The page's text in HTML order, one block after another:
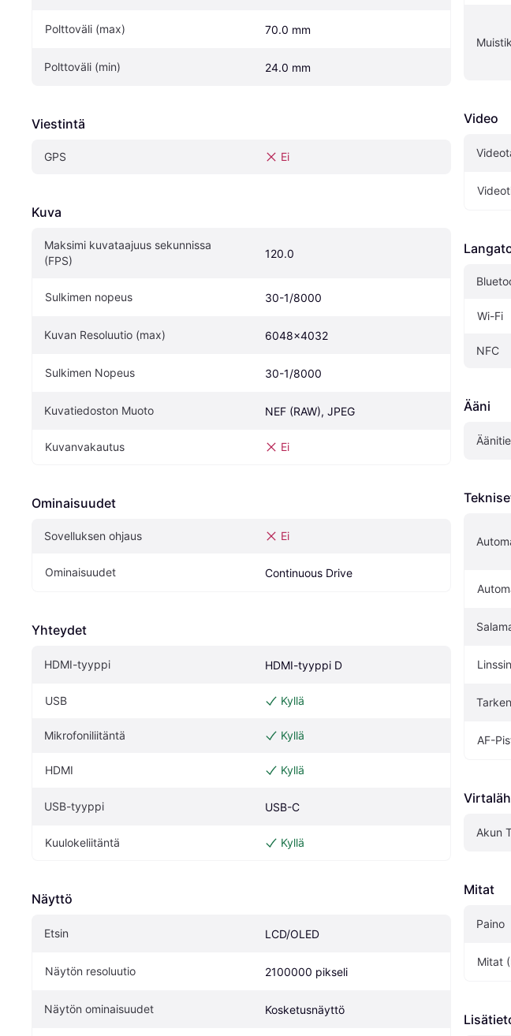
Polttoväli (max) 70.0 mm
Polttoväli (min) 24.0 mm
Viestintä
GPS Ei
Kuva
Maksimi kuvataajuus sekunnissa
(FPS)
120.0
Sulkimen nopeus 30-1/8000
Kuvan Resoluutio (max) 6048x4032
Sulkimen Nopeus 30-1/8000
Kuvatiedoston Muoto NEF (RAW), JPEG
Kuvanvakautus Ei
Ominaisuudet
Sovelluksen ohjaus Ei
Ominaisuudet Continuous Drive
Yhteydet
HDMI-tyyppi HDMI-tyyppi D
USB Kyllä
Mikrofoniliitäntä Kyllä
HDMI Kyllä
USB-tyyppi USB-C
Kuulokeliitäntä Kyllä
Näyttö
Etsin LCD/OLED
Näytön resoluutio 2100000 pikseli
Näytön ominaisuudet Kosketusnäyttö
Video
Wi-Fi
NFC
Ääni
AF-
Akun
Mitat
Paino
Mitat